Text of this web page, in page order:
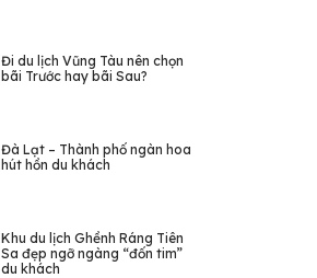
Đi du lịch Vũng Tàu nên chọn
bãi Trước hay bãi Sau?
Đà Lạt – Thành phố ngàn hoa
hút hồn du khách
Khu du lịch Ghềnh Ráng Tiên
Sa đẹp ngỡ ngàng “đốn tim”
du khách